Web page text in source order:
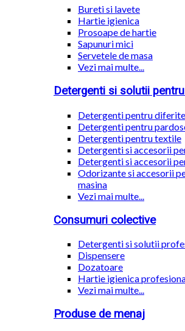
Bureti si lavete
Hartie igienica
Prosoape de hartie
Sapunuri mici
Servetele de masa
Vezi mai multe...
Detergenti si solutii
Detergenti pentru
Detergenti pentru
Detergenti pentru textile
Detergenti si accesorii
Detergenti si accesorii
Odorizante si accesorii
masina
Vezi mai multe...
Consumuri colective
Detergenti si solutii
Dispensere
Dozatoare
Hartie igienica
Vezi mai multe...
Produse de menaj